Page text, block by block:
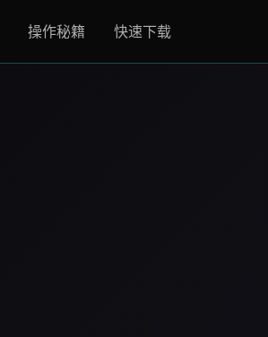
操作秘籍 快速下载